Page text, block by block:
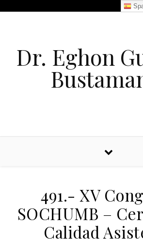
Dr. Eghon
491.- XV
SOCHUMB –
Calidad